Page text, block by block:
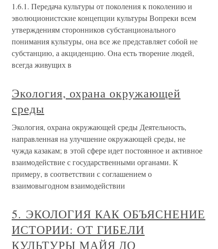
1.6.1. Передача культуры от поколения к поколению и
эволюционистские концепции культуры Вопреки всем
утверждениям сторонников субстанционального
понимания культуры, она все же представляет собой не
субстанцию, а акциденцию. Она есть творение людей,
всегда живущих в
Экология, охрана окружающей
среды
Экология, охрана окружающей среды Деятельность,
направленная на улучшение окружающей среды, не
чужда казакам; в этой сфере идет постоянное и активное
взаимодействие с государственными органами. К
примеру, в соответствии с соглашением о
взаимовыгодном взаимодействии
5. ЭКОЛОГИЯ КАК ОБЪЯСНЕНИЕ
ИСТОРИИ: ОТ ГИБЕЛИ
КУЛЬТУРЫ МАЙЯ ДО